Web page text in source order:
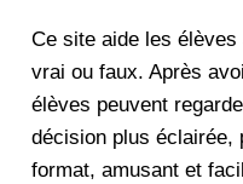
Ce site aide les
vrai ou faux. Après
élèves peuvent
décision plus éclairée,
format, amusant et